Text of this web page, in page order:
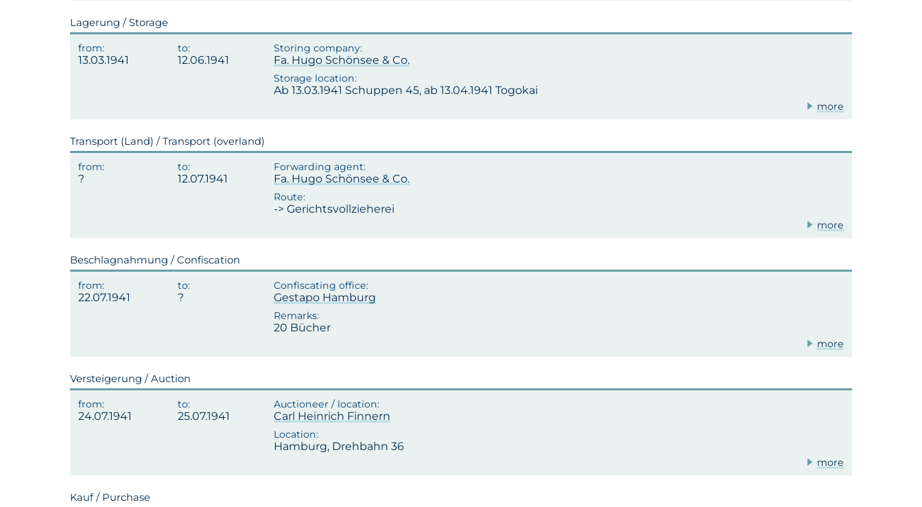
Lagerung / Storage
13.03.1941 12.06.1941 Fa. Hugo Schönsee & Co.
Ab 13.03.1941 Schuppen 45, ab 13.04.1941 Togokai
more
Transport (Land) / Transport (overland)
12.07.1941 Fa. Hugo Schönsee & Co.
-> Gerichtsvollzieherei
more
Beschlagnahmung / Confiscation
22.07.1941 Gestapo Hamburg
20 Bücher
more
Versteigerung / Auction
24.07.1941 25.07.1941 Carl Heinrich Finnern
Hamburg, Drehbahn 36
more
Kauf / Purchase